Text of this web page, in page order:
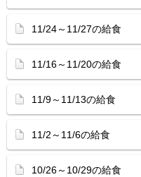
11/24～11/27の給食
11/16～11/20の給食
11/9～11/13の給食
11/2～11/6の給食
10/26～10/29の給食